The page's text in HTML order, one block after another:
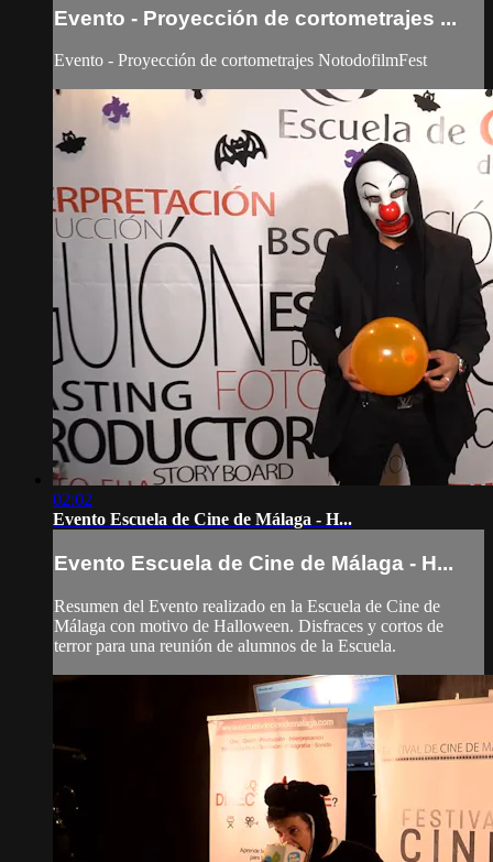
Evento - Proyección de cortometrajes ...
Evento - Proyección de cortometrajes NotodofilmFest
02:02
Evento Escuela de Cine de Málaga - H...
Evento Escuela de Cine de Málaga - H...
Resumen del Evento realizado en la Escuela de Cine de
Málaga con motivo de Halloween. Disfraces y cortos de
terror para una reunión de alumnos de la Escuela.